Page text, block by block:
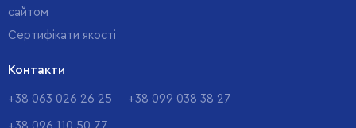
сайтом
Cертифікати якості
Контакти
+38 063 026 26 25 +38 099 038 38 27